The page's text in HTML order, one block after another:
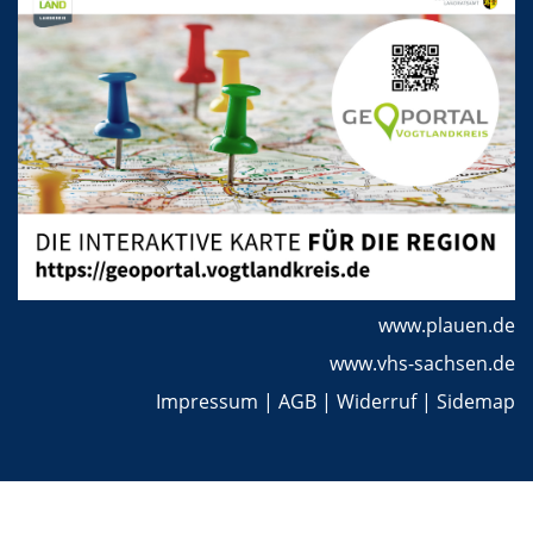
www.plauen.de
www.vhs-sachsen.de
Impressum | AGB | Widerruf| Sidemap